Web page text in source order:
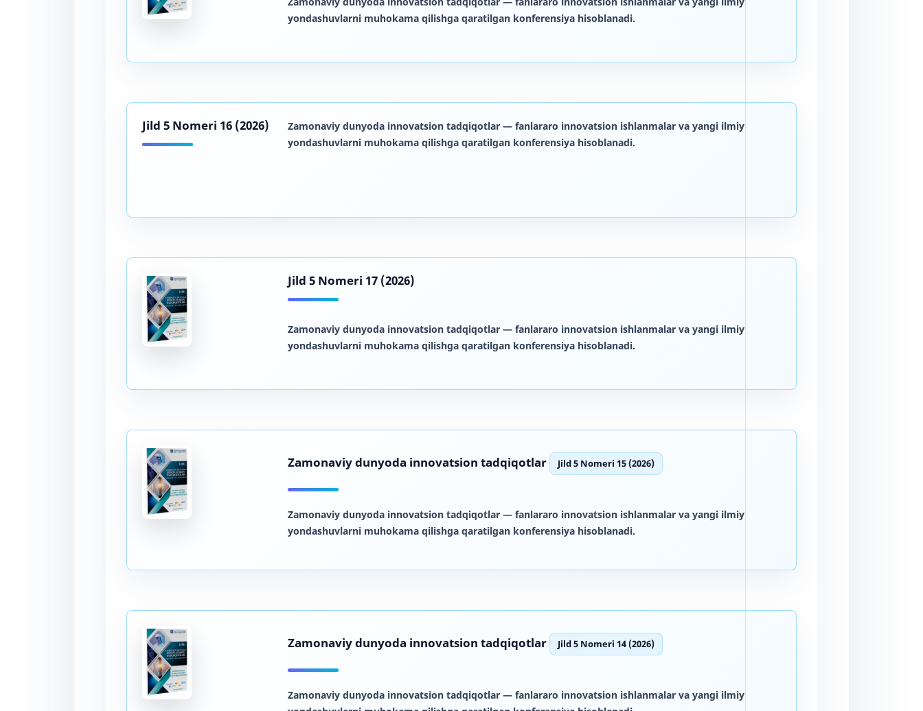
yondashuvlarni muhokama qilishga qaratilgan konferensiya hisoblanadi.
Jild 5 Nomeri 16 (2026) Zamonaviy dunyoda innovatsion tadqiqotlar — fanlararo innovatsion ishlanmalar va yangi ilmiy
yondashuvlarni muhokama qilishga qaratilgan konferensiya hisoblanadi.
Jild 5 Nomeri 17 (2026)
Zamonaviy dunyoda innovatsion tadqiqotlar — fanlararo innovatsion ishlanmalar va yangi ilmiy
yondashuvlarni muhokama qilishga qaratilgan konferensiya hisoblanadi.
Zamonaviy dunyoda innovatsion tadqiqotlar Jild 5 Nomeri 15 (2026)
Zamonaviy dunyoda innovatsion tadqiqotlar — fanlararo innovatsion ishlanmalar va yangi ilmiy
yondashuvlarni muhokama qilishga qaratilgan konferensiya hisoblanadi.
Zamonaviy dunyoda innovatsion tadqiqotlar Jild 5 Nomeri 14 (2026)
Zamonaviy dunyoda innovatsion tadqiqotlar — fanlararo innovatsion ishlanmalar va yangi ilmiy